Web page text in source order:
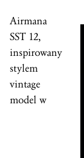
Airmana
SST 12,
inspirowany
stylem
vintage
model w